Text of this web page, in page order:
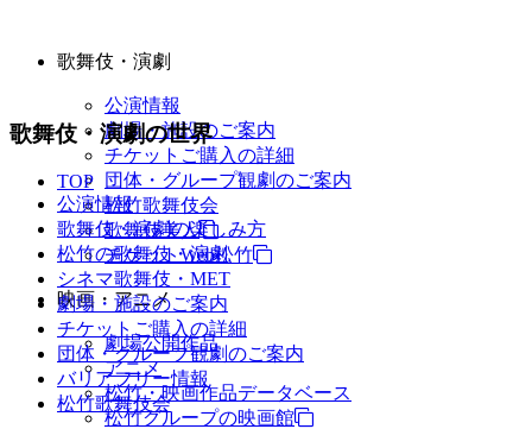
歌舞伎・演劇
公演情報
劇場・施設のご案内
チケットご購入の詳細
団体・グループ観劇のご案内
松竹歌舞伎会
歌舞伎美人
チケットWeb松竹
映画・アニメ
劇場公開作品
アニメ
松竹・映画作品データベース
松竹グループの映画館
歌舞伎・演劇の世界
TOP
公演情報
歌舞伎・演劇の楽しみ方
松竹の歌舞伎・演劇
シネマ歌舞伎・MET
劇場・施設のご案内
チケットご購入の詳細
団体・グループ観劇のご案内
バリアフリー情報
松竹歌舞伎会